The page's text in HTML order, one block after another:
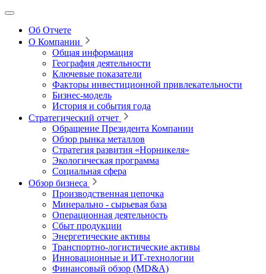
Об Отчете
О Компании
Общая информация
География деятельности
Ключевые показатели
Факторы инвестиционной привлекательности
Бизнес-модель
История и события года
Стратегический отчет
Обращение Президента Компании
Обзор рынка металлов
Стратегия развития «Норникеля»
Экологическая программа
Социальная сфера
Обзор бизнеса
Производственная цепочка
Минерально ‑ сырьевая база
Операционная деятельность
Сбыт продукции
Энергетические активы
Транспортно-логистические активы
Инновационные и ИТ‑технологии
Финансовый обзор (MD&A)